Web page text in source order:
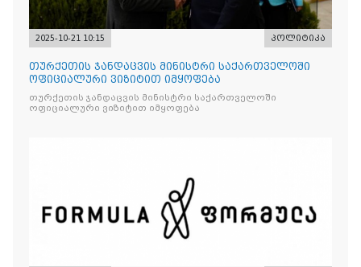
2025-10-21 10:15 პოლიტიკა
თურქეთის ჯანდაცვის მინისტრი საქართველოში
ოფიციალური ვიზიტით იმყოფება
თურქეთის ჯანდაცვის მინისტრი საქართველოში
ოფიციალური ვიზიტით იმყოფება